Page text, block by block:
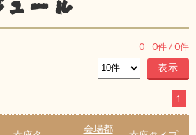
ュール
0 - 0件 /0件
1
会場都